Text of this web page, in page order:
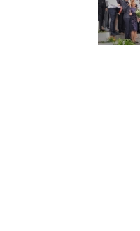
Константин
Преславски"